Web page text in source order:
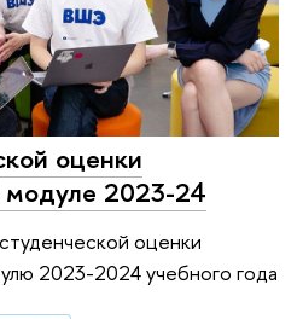
оценки
модуле 2023-24
оценки
2023-2024 учебного года